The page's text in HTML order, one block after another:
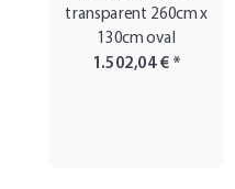
transparent 260cm x
130cm oval
1.502,04 € *